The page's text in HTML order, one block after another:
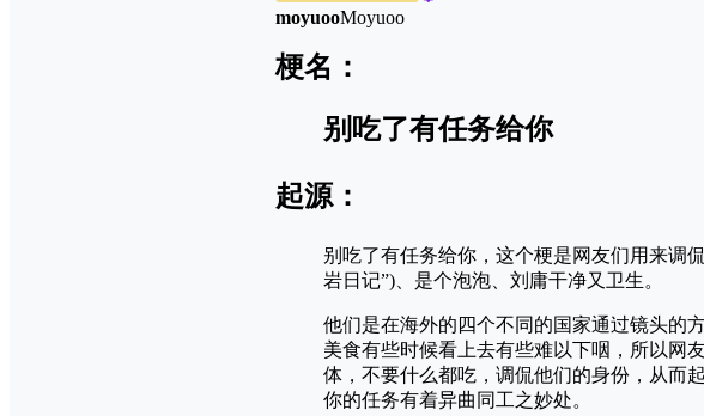
moyuooMoyuoo
梗名：
别吃了有任务给你
起源：
别吃了有任务给你，这个梗是网友们用来调
岩日记”)、是个泡泡、刘庸干净又卫生。
他们是在海外的四个不同的国家通过镜头的
美食有些时候看上去有些难以下咽，所以网
体，不要什么都吃，调侃他们的身份，从而
你的任务有着异曲同工之妙处。